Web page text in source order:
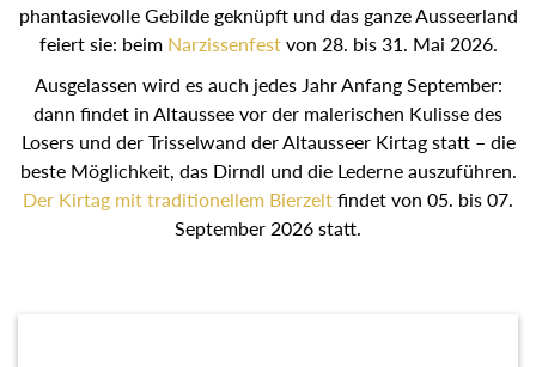
phantasievolle Gebilde geknüpft und das ganze
Ausseerland feiert sie: beimNarzissenfestvon 28. bis 31.
Ausgelassen wird es auch jedes Jahr Anfang September:
dann findet in Altaussee vor der malerischen Kulisse des
Losers und der Trisselwand der Altausseer Kirtag statt –
die beste Möglichkeit, das Dirndl und die Lederne
Der Kirtag mit traditionellem Bierzelt